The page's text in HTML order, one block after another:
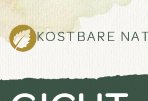
KOSTBARE